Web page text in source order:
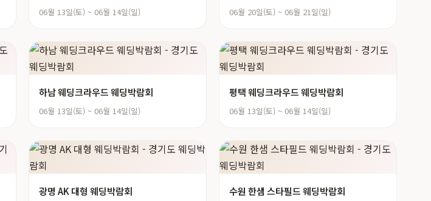
06월 13일(토) ~ 06월 14일(일) 06월 20일(토) ~ 06월 21일(일)
하남 웨딩크라우드 웨딩박람회
06월 13일(토) ~ 06월 14일(일)
평택 웨딩크라우드 웨딩박람회
06월 13일(토) ~ 06월 14일(일)
광명 AK 대형 웨딩박람회 수원 한샘 스타필드 웨딩박람회